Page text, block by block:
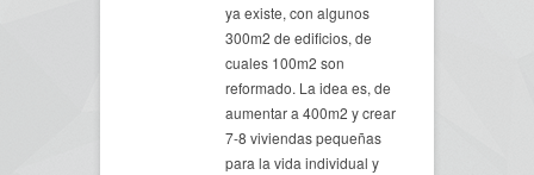
ya existe, con algunos
300m2 de edificios, de
cuales 100m2 son
reformado. La idea es, de
aumentar a 400m2 y crear
7-8 viviendas pequeñas
para la vida individual y